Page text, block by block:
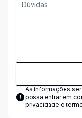
As informações
possa entrar em
privacidade e